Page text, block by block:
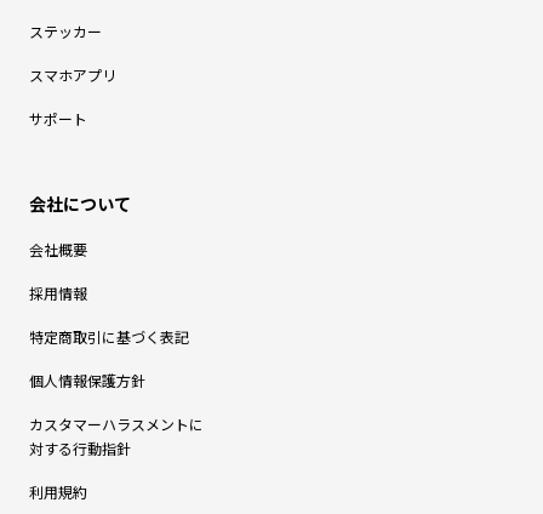
ステッカー
スマホアプリ
サポート
会社概要
採用情報
特定商取引に基づく表記
個人情報保護方針
カスタマーハラスメントに
対する行動指針
利用規約